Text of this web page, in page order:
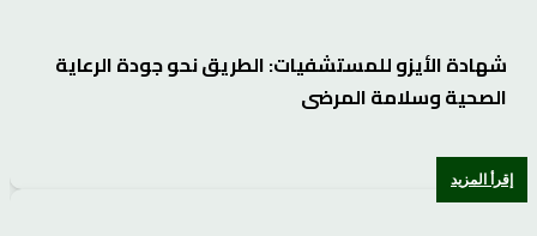
شهادة الأيزو للمستشفيات: الطريق نحو جودة الرعاية
الصحية وسلامة المرضى
إقرأ المزيد